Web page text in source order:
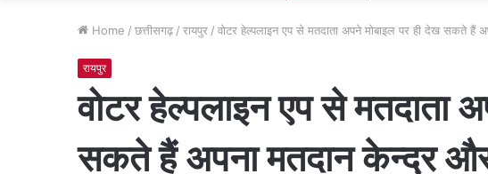
Home / छत्तीसगढ़ / रायपुर / वोटर हेल्पलाइन एप से मतदाता अपने मोबाइल पर ही देख सकते हैं
रायपुर
वोटर हेल्पलाइन एप से मतदाता
सकते हैं अपना मतदान केन्द्र और